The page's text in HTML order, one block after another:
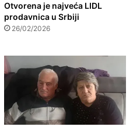
Otvorena je najveća LIDL
prodavnica u Srbiji
26/02/2026